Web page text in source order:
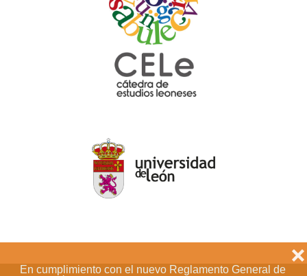
En cumplimiento con el nuevo Reglamento General de
❌